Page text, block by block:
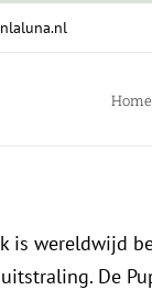
Home
is wereldwijd
De